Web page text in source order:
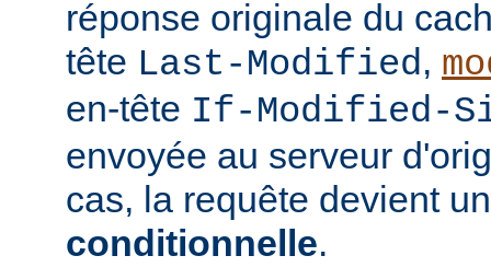
réponse originale du
tête Last-Modified,
en-tête If-Modified-
envoyée au serveur
cas, la requête devient
conditionnelle.